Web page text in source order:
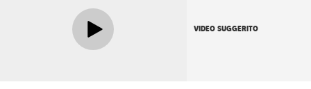
VIDEO SUGGERITO